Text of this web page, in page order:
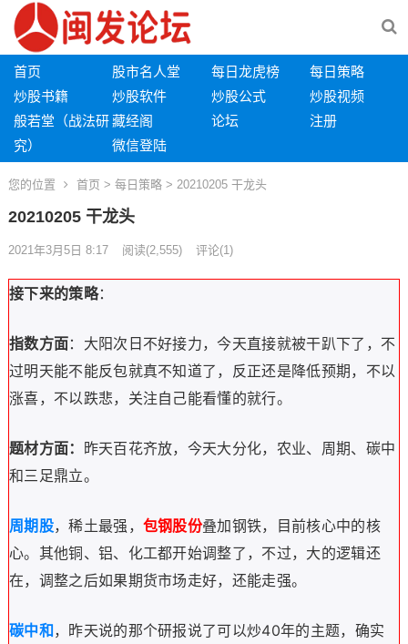
首页 股市名人堂 每日龙虎榜
每日策略
炒股书籍
炒股软件 炒股公式
炒股视频
般若堂（战法研
究）
藏经阁 论坛
注册
微信登陆
您的位置 首页 > 每日策略 > 20210205 干龙头
20210205 干龙头
2021年3月5日 8:17 阅读(2,555) 评论(1)
接下来的策略：
指数方面：大阳次日不好接力，今天直接就被干趴下了，不
过明天能不能反包就真不知道了，反正还是降低预期，不以
涨喜，不以跌悲，关注自己能看懂的就行。
题材方面：
昨天百花齐放，今天大分化，农业、周期、碳中
和三足鼎立。
周期股，稀土最强， 包钢股份叠加钢铁，目前核心中的核
心。其他铜、铝、化工都开始调整了，不过，大的逻辑还
在，调整之后如果期货市场走好，还能走强。
碳中和， 昨天说的那个研报说了可以炒40年的主题，确实